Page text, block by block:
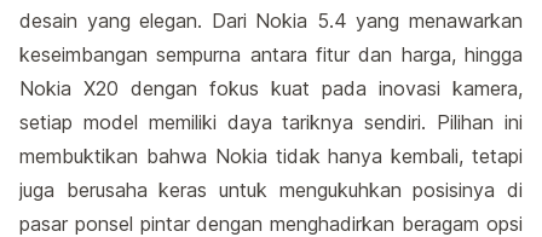
desain yang elegan. Dari Nokia 5.4 yang menawarkan
keseimbangan sempurna antara fitur dan harga, hingga
Nokia X20 dengan fokus kuat pada inovasi kamera,
setiap model memiliki daya tariknya sendiri. Pilihan ini
membuktikan bahwa Nokia tidak hanya kembali, tetapi
juga berusaha keras untuk mengukuhkan posisinya di
pasar ponsel pintar dengan menghadirkan beragam opsi